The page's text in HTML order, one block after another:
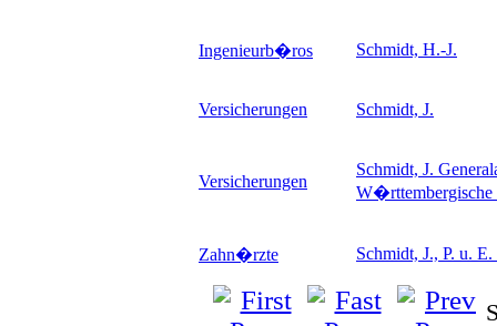
Ingenieurb�ros Schmidt, H.-J.
Versicherungen Schmidt, J.
Versicherungen
Schmidt, J.
Zahn�rzte Schmidt, J., P. u.